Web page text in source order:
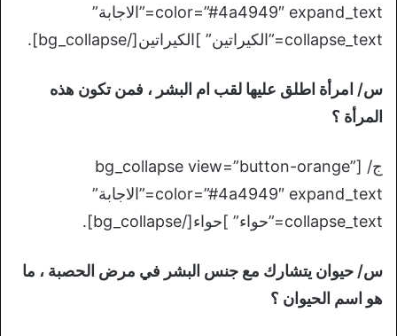
color=”#4a4949″ expand_text=”الاجابة”
collapse_text=”الكيراتين” ]الكيراتين[/bg_collapse].
س/ امرأة اطلق عليها لقب ام البشر ، فمن تكون هذه
المرأة ؟
ج/ [bg_collapse view=”button-orange”
color=”#4a4949″ expand_text=”الاجابة”
collapse_text=”حواء” ]حواء[/bg_collapse].
س/ حيوان يتشارك مع جنس البشر في مرض الحصبة ، ما
هو اسم الحيوان ؟